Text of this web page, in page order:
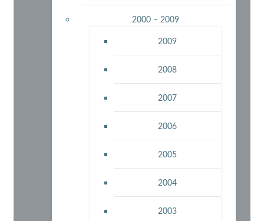
2000 – 2009
2009
2008
2007
2006
2005
2004
2003